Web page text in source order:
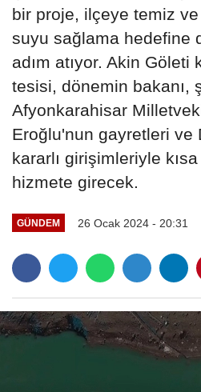
bir proje, ilçeye temiz
suyu sağlama hedefine
adım atıyor. Akin Göleti
tesisi, dönemin bakanı,
Afyonkarahisar
Eroğlu'nun gayretleri ve
kararlı girişimleriyle
hizmete girecek.
GÜNDEM 26 Ocak 2024 - 20:31